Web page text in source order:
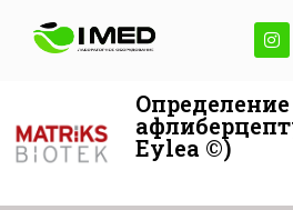
Eylea ©)